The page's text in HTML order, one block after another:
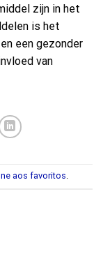
zijn in het
is het
een gezonder
van
aos favoritos.